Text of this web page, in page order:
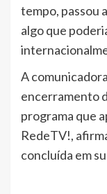
tempo, passou
algo que
A
encerramento
programa que
RedeTV!,
concluída em